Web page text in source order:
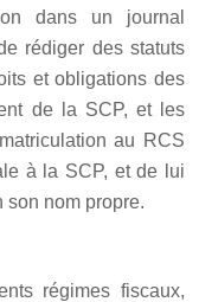
dans un journal
rédiger des statuts
et obligations des
de la SCP, et les
au RCS
à la SCP, et de lui
son nom propre.
régimes fiscaux,